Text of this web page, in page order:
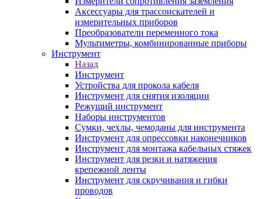
Аксессуары для трассоискателей и
измерительных приборов
Преобразователи переменного тока
Мультиметры, комбинированные приборы
Инструмент
Назад
Инструмент
Устройства для прокола кабеля
Инструмент для снятия изоляции
Режущий инструмент
Наборы инструментов
Сумки, чехлы, чемоданы для инструмента
Инструмент для опрессовки наконечников
Инструмент для монтажа кабельных стяжек
Инструмент для резки и натяжения
крепежной ленты
Инструмент для скручивания и гибки
проводов